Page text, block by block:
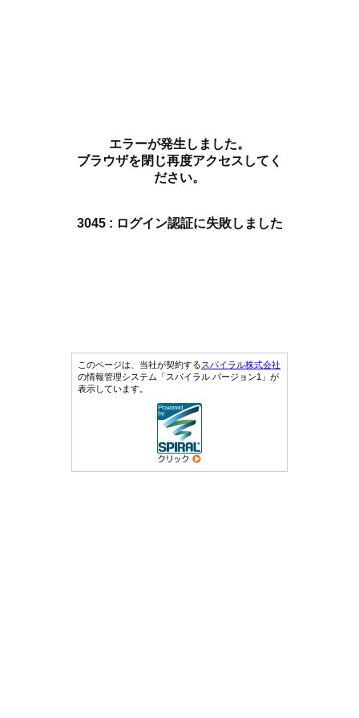
エラーが発生しました。
ブラウザを閉じ再度アクセスしてく
ださい。
3045 : ログイン認証に失敗しました
このページは、当社が契約するスパイラル株式会社
の情報管理システム「スパイラル バージョン1」が
表示しています。